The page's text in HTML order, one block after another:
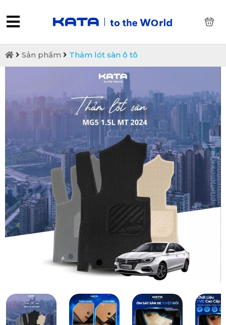
Sản phẩm Thảm lót sàn ô tô